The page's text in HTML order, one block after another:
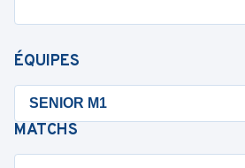
ÉQUIPES
SENIOR M1
MATCHS